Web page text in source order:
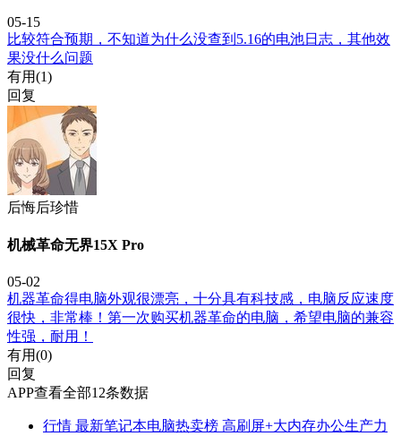
05-15
比较符合预期，不知道为什么没查到5.16的电池日志，其他效
果没什么问题
有用(1)
回复
后悔后珍惜
机械革命无界15X Pro
05-02
机器革命得电脑外观很漂亮，十分具有科技感，电脑反应速度
很快，非常棒！第一次购买机器革命的电脑，希望电脑的兼容
性强，耐用！
有用(0)
回复
APP查看全部12条数据
行情 最新笔记本电脑热卖榜 高刷屏+大内存办公生产力